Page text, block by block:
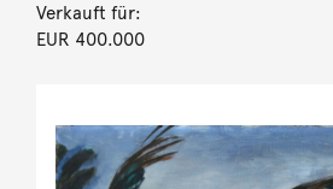
Verkauft für:
EUR 400.000